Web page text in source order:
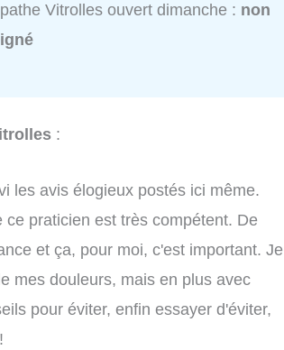
Vitrolles ouvert dimanche : non
:
les avis élogieux postés ici même.
praticien est très compétent. De
et ça, pour moi, c'est important. Je
mes douleurs, mais en plus avec
pour éviter, enfin essayer d'éviter,